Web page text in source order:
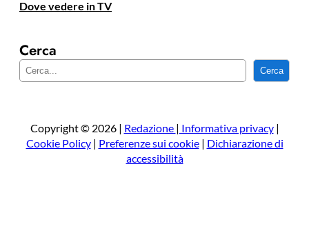
Dove vedere in TV
Cerca
e
a
Cerca
Copyright © 2026 | Redazione | Informativa privacy|
Cookie Policy| Preferenze sui cookie| Dichiarazione di
accessibilità